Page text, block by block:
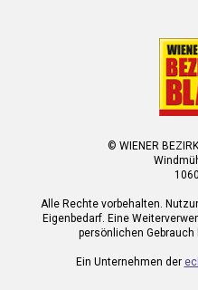
© WIENER
Alle Rechte vorbehalten.
Eigenbedarf. Eine
persönlichen
Ein Unternehmen der